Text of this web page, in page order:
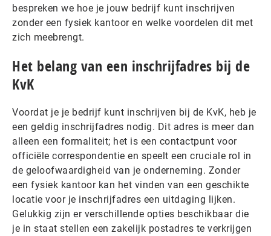
bespreken we hoe je jouw bedrijf kunt inschrijven
zonder een fysiek kantoor en welke voordelen dit met
zich meebrengt.
Het belang van een inschrijfadres bij de
KvK
Voordat je je bedrijf kunt inschrijven bij de KvK, heb je
een geldig inschrijfadres nodig. Dit adres is meer dan
alleen een formaliteit; het is een contactpunt voor
officiële correspondentie en speelt een cruciale rol in
de geloofwaardigheid van je onderneming. Zonder
een fysiek kantoor kan het vinden van een geschikte
locatie voor je inschrijfadres een uitdaging lijken.
Gelukkig zijn er verschillende opties beschikbaar die
je in staat stellen een zakelijk postadres te verkrijgen